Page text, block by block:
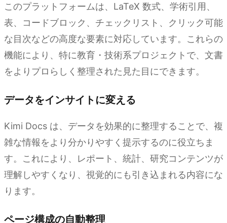
このプラットフォームは、LaTeX 数式、学術引用、
表、コードブロック、チェックリスト、クリック可能
な目次などの高度な要素に対応しています。これらの
機能により、特に教育・技術系プロジェクトで、文書
をよりプロらしく整理された見た目にできます。
データをインサイトに変える
Kimi Docs は、データを効果的に整理することで、複
雑な情報をより分かりやすく提示するのに役立ちま
す。これにより、レポート、統計、研究コンテンツが
理解しやすくなり、視覚的にも引き込まれる内容にな
ります。
ページ構成の自動整理